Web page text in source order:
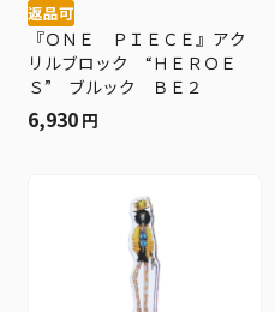
返品可
『ＯＮＥ ＰＩＥＣＥ』アク
リルブロック “ＨＥＲＯＥ
Ｓ” ブルック ＢＥ２
6,930 円